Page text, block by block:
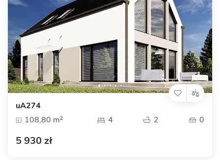
uA274
108,80 m²
4 2 0
5 930 zł